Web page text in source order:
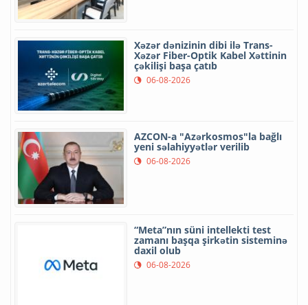
Xəzər dənizinin dibi ilə Trans-
Xəzər Fiber-Optik Kabel Xəttinin
çəkilişi başa çatıb
06-08-2026
AZCON-a "Azərkosmos"la bağlı
yeni səlahiyyətlər verilib
06-08-2026
“Meta”nın süni intellekti test
zamanı başqa şirkətin sisteminə
daxil olub
06-08-2026